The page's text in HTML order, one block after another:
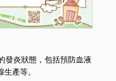
發炎狀態，包括預防血液
產等。